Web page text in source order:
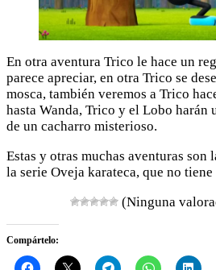
En otra aventura Trico le hace un
parece apreciar, en otra Trico se
mosca, también veremos a Trico
hasta Wanda, Trico y el Lobo harán
de un cacharro misterioso.
Estas y otras muchas aventuras son
la serie Oveja karateca, que no
(Ninguna
Compártelo: